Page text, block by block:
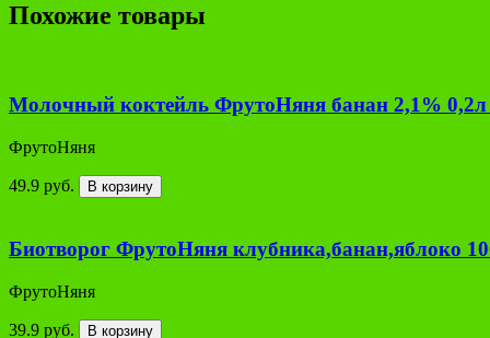
Похожие товары
Молочный коктейль ФрутоНяня банан 2,1% 0,2л
ФрутоНяня
49.9 руб. В корзину
Биотворог ФрутоНяня клубника,банан,яблоко
ФрутоНяня
39.9 руб. В корзину